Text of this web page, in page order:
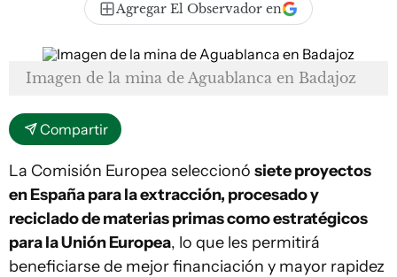
Agregar El Observador en
Imagen de la mina de Aguablanca en Badajoz
Compartir
La Comisión Europea seleccionó siete proyectos
en España para la extracción, procesado y
reciclado de materias primas como estratégicos
para la Unión Europea, lo que les permitirá
beneficiarse de mejor financiación y mayor rapidez